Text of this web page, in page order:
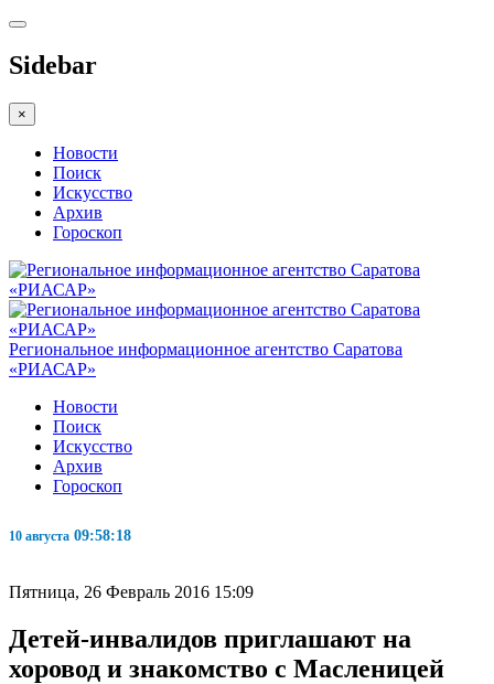
Sidebar
×
Новости
Поиск
Искусство
Архив
Гороскоп
Региональное информационное агентство Саратова
«РИАСАР»
Новости
Поиск
Искусство
Архив
Гороскоп
10 августа 09:58:18
Пятница, 26 Февраль 2016 15:09
Детей-инвалидов приглашают на
хоровод и знакомство с Масленицей